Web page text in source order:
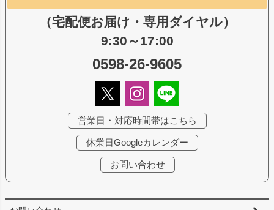
（宅配便お届け・専用ダイヤル）
9:30～17:00
0598-26-9605
営業日・対応時間帯はこちら
休業日Googleカレンダー
お問い合わせ